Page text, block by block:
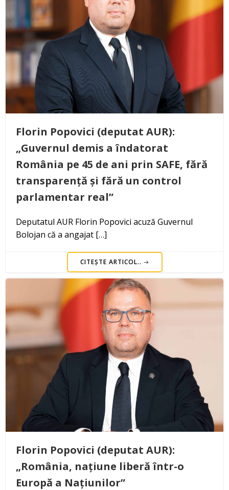
Florin Popovici (deputat AUR):
„Guvernul demis a îndatorat
România pe 45 de ani prin SAFE, fără
transparență și fără un control
parlamentar real”
Deputatul AUR Florin Popovici acuză Guvernul
Bolojan că a angajat […]
CITEȘTE ARTICOL..
Florin Popovici (deputat AUR):
„România, națiune liberă într-o
Europă a Națiunilor”